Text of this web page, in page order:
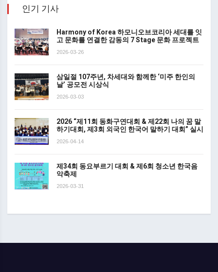
인기 기사
Harmony of Korea 하모니오브코리아 세대를 잇
고 문화를 연결한 감동의 7 Stage 문화 프로젝트
2026-03-26
삼일절 107주년, 차세대와 함께한 ‘미주 한인의
날’ 공모전 시상식
2026-03-03
2026 “제11회 동화구연대회 & 제22회 나의 꿈 말
하기대회, 제3회 외국인 한국어 말하기 대회” 실시
2026-04-14
제34회 동요부르기 대회 & 제6회 청소년 한국음
악축제
2026-03-31